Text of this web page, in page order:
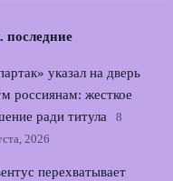
последние
указал на дверь
россиянам: жесткое
ради титула
8
2026
перехватывает